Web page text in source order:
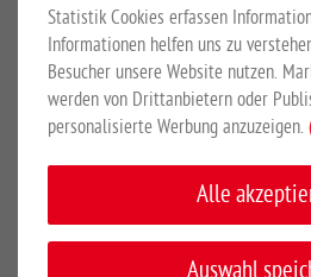
dadurch extrem robust und langlebig.
komplett feuerverzinkt und somit
geschützt. Die Lieferung erfolgt
Dübeln zur Wandbefestigung.
SICHERHEITSHINWEISE
Statistik Cookies erfassen
Informationen helfen uns zu
Besucher unsere Website nutzen.
werden von Drittanbietern oder
personalisierte Werbung anzuzeigen.
Alle
Auswahl